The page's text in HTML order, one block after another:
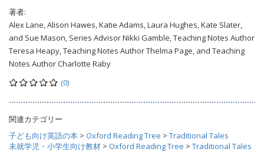
著者:
Alex Lane, Alison Hawes, Katie Adams, Laura Hughes, Kate Slater,
and Sue Mason, Series Advisor Nikki Gamble, Teaching Notes Author
Teresa Heapy, Teaching Notes Author Thelma Page, and Teaching
Notes Author Charlotte Raby
(0)
関連カテゴリー
子ども向け英語の本 > Oxford Reading Tree > Traditional Tales
未就学児・小学生向け教材 > Oxford Reading Tree > Traditional Tales